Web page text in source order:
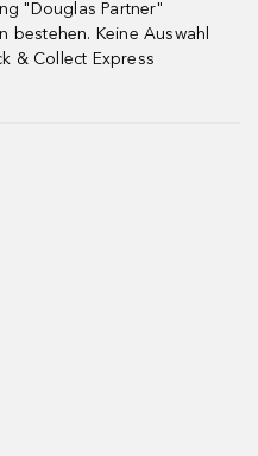
"Douglas Partner"
bestehen. Keine Auswahl
& Collect Express